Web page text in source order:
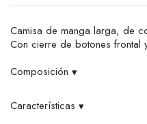
Camisa de manga larga, de
Con cierre de botones frontal
Composición ▾
Características ▾